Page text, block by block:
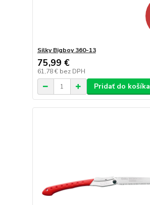
Silky Bigboy 360-13
75,99 €
61,78 € bez DPH
Pridať do košíka